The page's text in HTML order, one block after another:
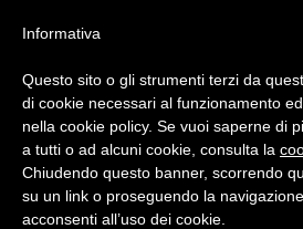
bimbi e viaggi - family travel
Informativa
Questo sito o gli strumenti terzi da
di cookie necessari al funzionamento
nella cookie policy. Se vuoi saperne di
a tutti o ad alcuni cookie, consulta la
Chiudendo questo banner, scorrendo
su un link o proseguendo la
acconsenti all’uso dei cookie.